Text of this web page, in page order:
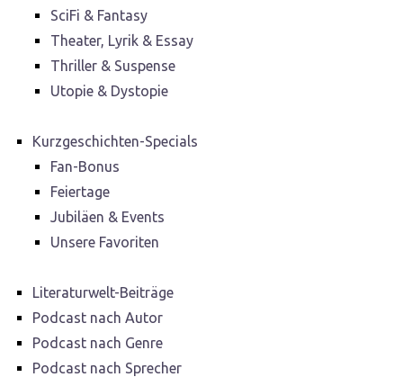
SciFi & Fantasy
Theater, Lyrik & Essay
Thriller & Suspense
Utopie & Dystopie
Kurzgeschichten-Specials
Fan-Bonus
Feiertage
Jubiläen & Events
Unsere Favoriten
Literaturwelt-Beiträge
Podcast nach Autor
Podcast nach Genre
Podcast nach Sprecher